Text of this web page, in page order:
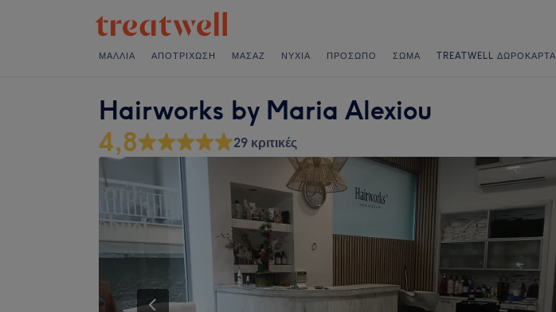
ΜΑΛΛΙΆ ΑΠΟΤΡΊΧΩΣΗ ΜΑΣΆΖ ΝΎΧΙΑ ΠΡΌΣΩΠΟ ΣΏΜΑ TREATWELL ΔΩΡΟΚΆΡΤΑ
Hairworks by Maria Alexiou
4,8 29 κριτικές